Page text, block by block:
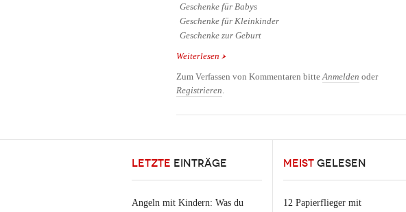
Geschenke für Babys
Geschenke für Kleinkinder
Geschenke zur Geburt
Weiterlesen über Les Deglingos - Freche Kuscheltiere für coole
Zum Verfassen von Kommentaren bitteAnmelden oder
Registrieren.
LETZTE EINTRÄGE
Angeln mit Kindern: Was du
MEIST GELESEN
12 Papierflieger mit